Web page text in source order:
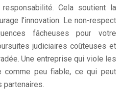
Cela soutient la
l’innovation. Le non-respect
fâcheuses pour votre
judiciaires coûteuses et
Une entreprise qui viole les
comme peu fiable, ce qui peut